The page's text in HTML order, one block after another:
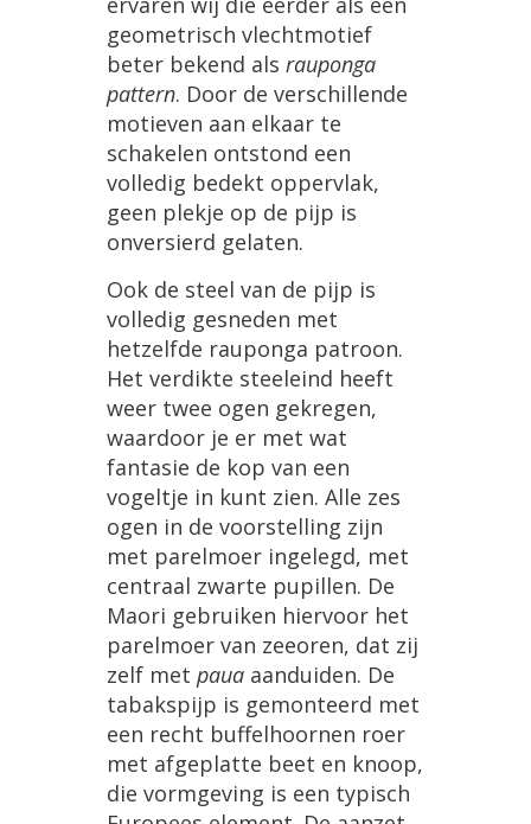
geometrisch vlechtmotief
beter bekend als rauponga
pattern. Door de verschillende
motieven aan elkaar te
schakelen ontstond een
volledig bedekt oppervlak,
geen plekje op de pijp is
onversierd gelaten.
Ook de steel van de pijp is
volledig gesneden met
hetzelfde rauponga patroon.
Het verdikte steeleind heeft
weer twee ogen gekregen,
waardoor je er met wat
fantasie de kop van een
vogeltje in kunt zien. Alle zes
ogen in de voorstelling zijn
met parelmoer ingelegd, met
centraal zwarte pupillen. De
Maori gebruiken hiervoor het
parelmoer van zeeoren, dat zij
zelf met paua aanduiden. De
tabakspijp is gemonteerd met
een recht buffelhoornen roer
met afgeplatte beet en knoop,
die vormgeving is een typisch